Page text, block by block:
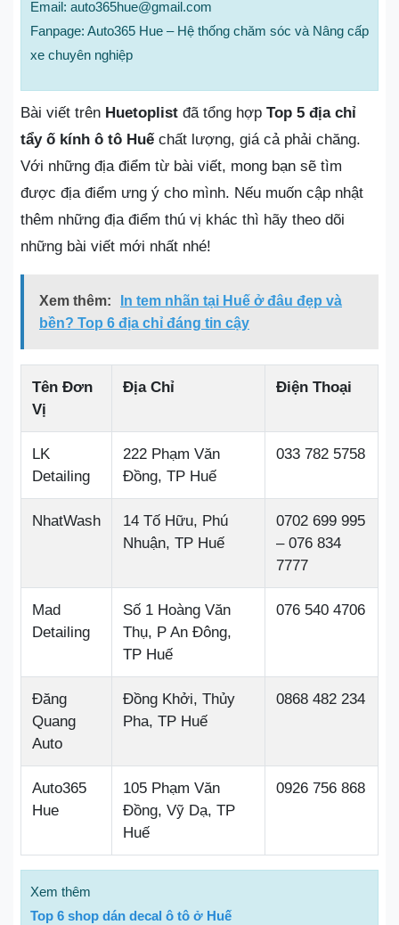
Email: auto365hue@gmail.com
Fanpage: Auto365 Hue – Hệ thống chăm sóc và Nâng cấp
xe chuyên nghiệp
Bài viết trên Huetoplist đã tổng hợp Top 5 địa chỉ
tẩy ố kính ô tô Huếchất lượng, giá cả phải chăng.
Với những địa điểm từ bài viết, mong bạn sẽ tìm
được địa điểm ưng ý cho mình. Nếu muốn cập nhật
thêm những địa điểm thú vị khác thì hãy theo dõi
những bài viết mới nhất nhé!
Xem thêm:
In tem nhãn tại Huế ở đâu đẹp và
bền? Top 6 địa chỉ đáng tin cậy
Tên Đơn
Vị
Địa Chỉ Điện Thoại
LK
Detailing
222 Phạm Văn
Đồng, TP Huế
033 782 5758
NhatWash
14 Tố Hữu, Phú
Nhuận, TP Huế
0702 699 995
– 076 834
7777
Mad
Detailing
Số 1 Hoàng Văn
Thụ, P An Đông,
TP Huế
076 540 4706
Đăng
Quang
Auto
Đồng Khởi, Thủy
Pha, TP Huế
0868 482 234
Auto365
Hue
105 Phạm Văn
Đồng, Vỹ Dạ, TP
Huế
0926 756 868
Xem thêm
Top 6 shop dán decal ô tô ở Huế